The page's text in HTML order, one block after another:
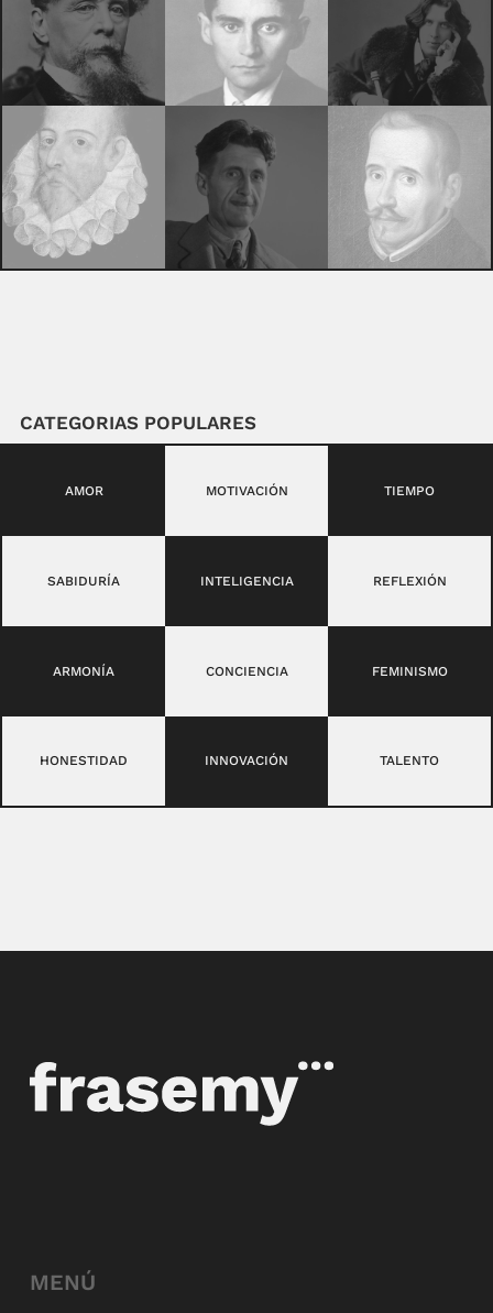
CATEGORIAS POPULARES
AMOR MOTIVACIÓN TIEMPO
SABIDURÍA INTELIGENCIA REFLEXIÓN
ARMONÍA CONCIENCIA FEMINISMO
HONESTIDAD INNOVACIÓN TALENTO
MENÚ